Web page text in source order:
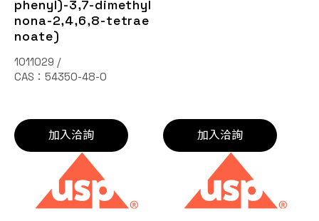
phenyl)-3,7-dimethyl
nona-2,4,6,8-tetrae
noate)
1011029 /
CAS：54350-48-0
加入洽詢 加入洽詢